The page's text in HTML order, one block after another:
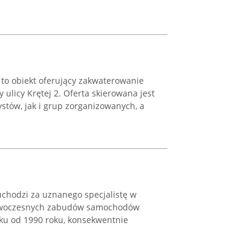
obiekt oferujący zakwaterowanie
ulicy Krętej 2. Oferta skierowana jest
jak i grup zorganizowanych, a
za uznanego specjalistę w
zabudów samochodów
od 1990 roku, konsekwentnie